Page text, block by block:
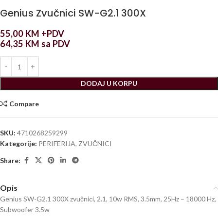
Genius Zvučnici SW-G2.1 300X
55,00 KM +PDV
64,35 KM sa PDV
DODAJ U KORPU
Compare
SKU: 4710268259299
Kategorije: PERIFERIJA, ZVUČNICI
Share:
Opis
Genius SW-G2.1 300X zvučnici, 2.1, 10w RMS, 3.5mm, 25Hz – 18000 Hz,
Subwoofer 3.5w